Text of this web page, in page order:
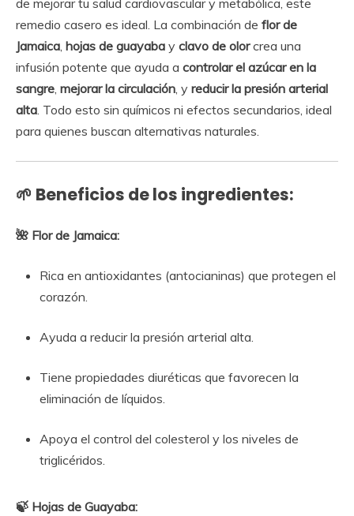
de mejorar tu salud cardiovascular y metabólica, este
remedio casero es ideal. La combinación de flor de
Jamaica, hojas de guayaba y clavo de olorcrea una
infusión potente que ayuda a controlar el azúcar en la
sangre, mejorar la circulación, y reducir la presión arterial
alta. Todo esto sin químicos ni efectos secundarios, ideal
para quienes buscan alternativas naturales.
🌱 Beneficios de los ingredientes:
🌺 Flor de Jamaica:
Rica en antioxidantes (antocianinas) que protegen el
corazón.
Ayuda a reducir la presión arterial alta.
Tiene propiedades diuréticas que favorecen la
eliminación de líquidos.
Apoya el control del colesterol y los niveles de
triglicéridos.
🍃 Hojas de Guayaba: